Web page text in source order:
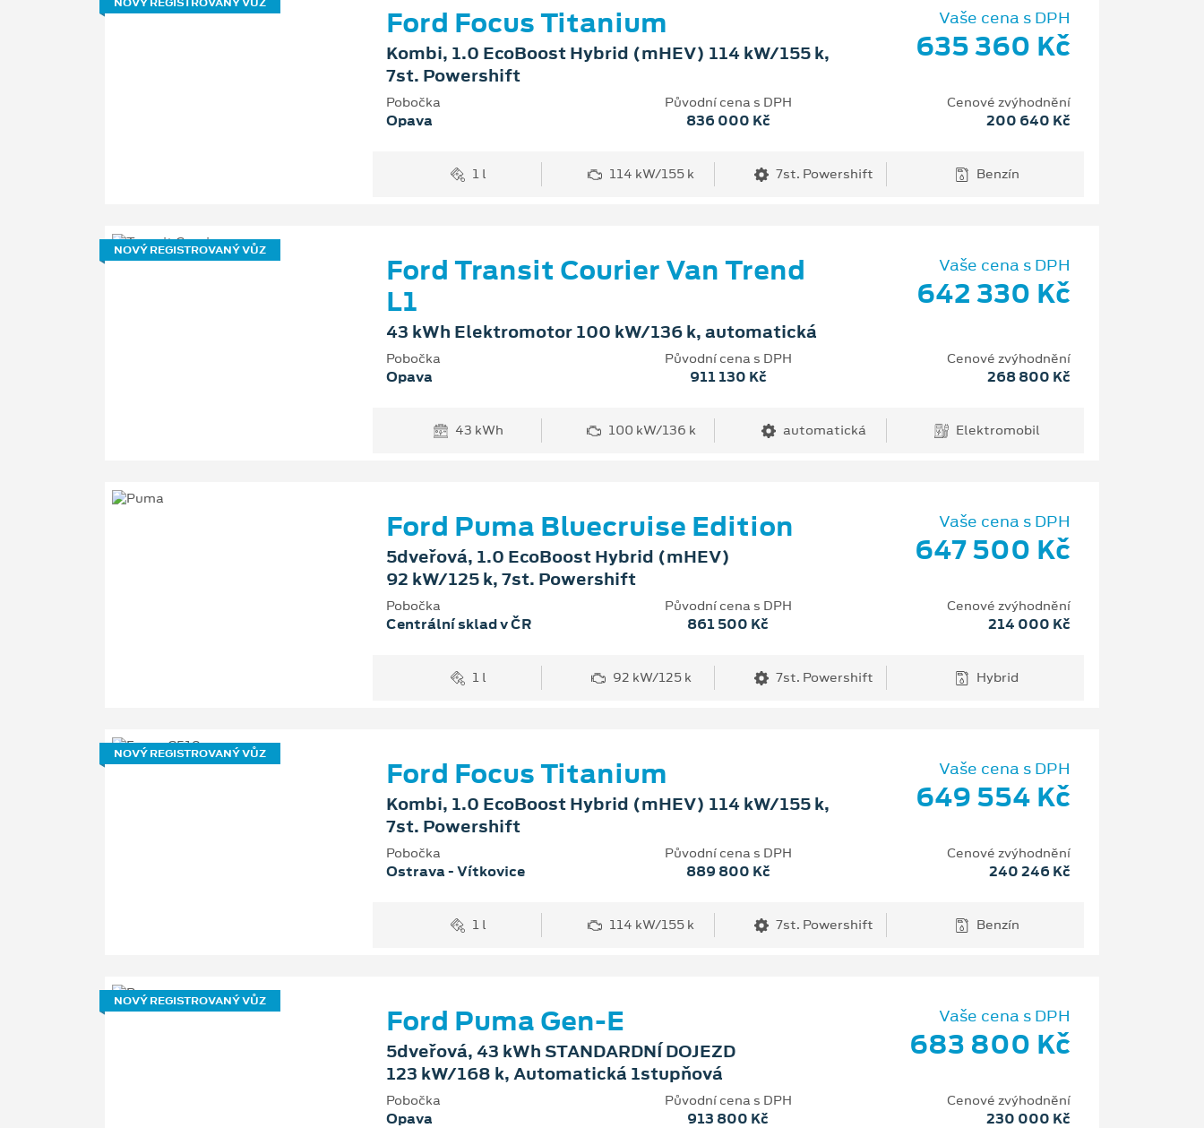
Ford Focus Titanium
Kombi, 1.0 EcoBoost Hybrid (mHEV) 114 kW/155 k,
7st. Powershift
Vaše cena s DPH
635 360 Kč
Pobočka
Opava
Původní cena s DPH
836 000 Kč
Cenové zvýhodnění
200 640 Kč
1 l 114 kW/155 k 7st. Powershift Benzín
NOVÝ REGISTROVANÝ VŮZ
Ford Transit Courier Van Trend
L1
43 kWh Elektromotor 100 kW/136 k, automatická
Vaše cena s DPH
642 330 Kč
Pobočka
Opava
Původní cena s DPH
911 130 Kč
Cenové zvýhodnění
268 800 Kč
43 kWh 100 kW/136 k automatická Elektromobil
Ford Puma Bluecruise Edition
5dveřová, 1.0 EcoBoost Hybrid (mHEV)
92 kW/125 k, 7st. Powershift
Vaše cena s DPH
647 500 Kč
Pobočka
Centrální sklad v ČR
Původní cena s DPH
861 500 Kč
Cenové zvýhodnění
214 000 Kč
1 l 92 kW/125 k 7st. Powershift Hybrid
NOVÝ REGISTROVANÝ VŮZ
Ford Focus Titanium
Kombi, 1.0 EcoBoost Hybrid (mHEV) 114 kW/155 k,
7st. Powershift
Vaše cena s DPH
649 554 Kč
Pobočka
Ostrava - Vítkovice
Původní cena s DPH
889 800 Kč
Cenové zvýhodnění
240 246 Kč
1 l 114 kW/155 k 7st. Powershift Benzín
NOVÝ REGISTROVANÝ VŮZ
Ford Puma Gen-E
5dveřová, 43 kWh STANDARDNÍ DOJEZD
123 kW/168 k, Automatická 1stupňová
Vaše cena s DPH
683 800 Kč
Pobočka
Opava
Původní cena s DPH
913 800 Kč
Cenové zvýhodnění
230 000 Kč